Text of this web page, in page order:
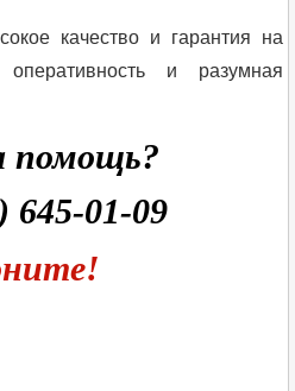
качество и гарантия на
и разумная
645-01-09